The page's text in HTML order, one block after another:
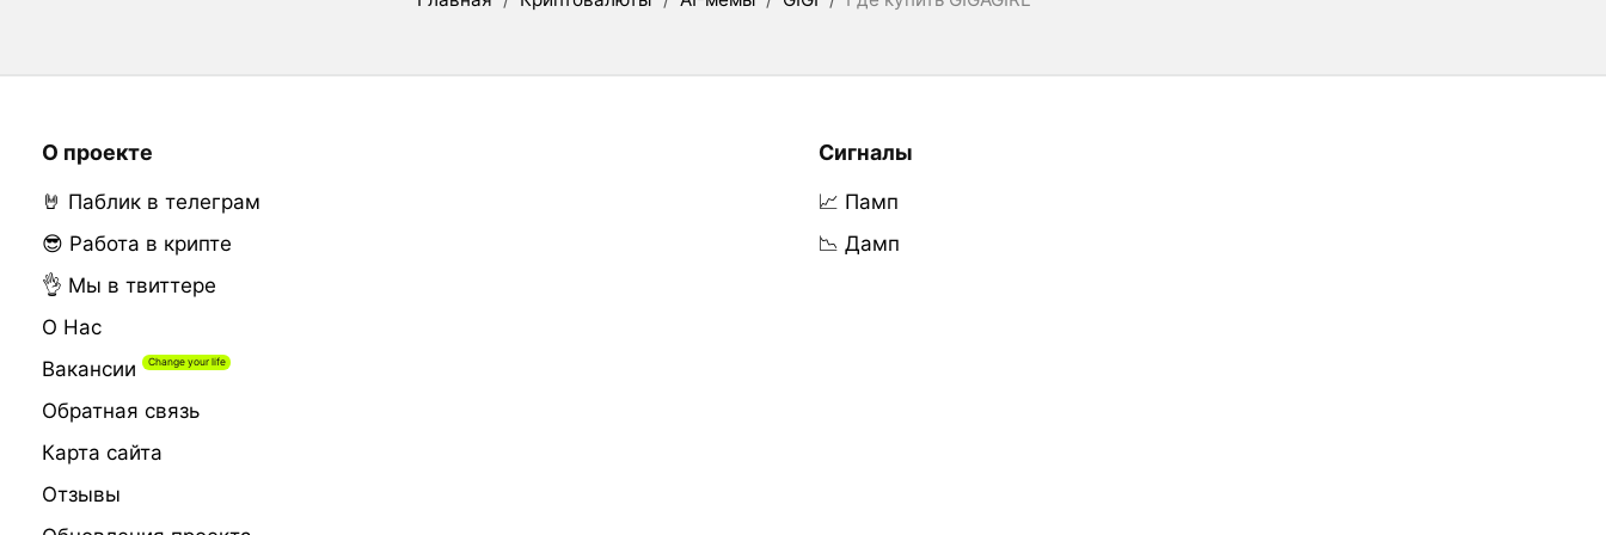
О проекте
🤘 Паблик в телеграм
😎 Работа в крипте
👌 Мы в твиттере
О Нас
Вакансии
Обратная связь
Карта сайта
Отзывы
Сигналы
📈 Памп
📉 Дамп